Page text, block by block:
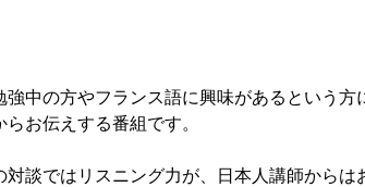
強中の方やフランス語に興味があるという
お伝えする番組です。
談ではリスニング力が、日本人講師から